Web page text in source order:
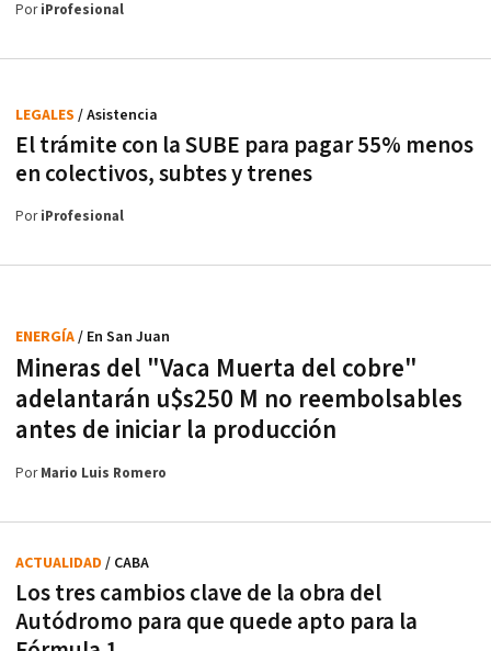
PoriProfesional
El trámite con la SUBE para pagar 55% menos
en colectivos, subtes y trenes
LEGALES / Asistencia
PoriProfesional
Mineras del "Vaca Muerta del cobre"
adelantarán u$s250 M no reembolsables
antes de iniciar la producción
ENERGÍA/ En San Juan
PorMario Luis Romero
Los tres cambios clave de la obra del
Autódromo para que quede apto para la
ACTUALIDAD / CABA